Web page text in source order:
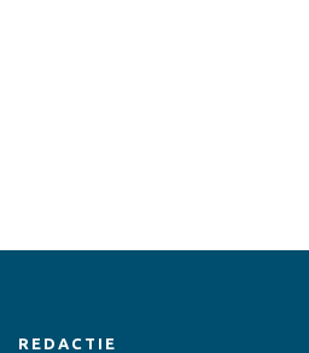
REDACTIE